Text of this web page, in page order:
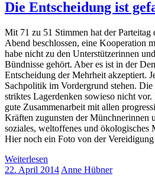
Die Entscheidung ist
Mit 71 zu 51 Stimmen hat der Parteitag
Abend beschlossen, eine Kooperation
habe nicht zu den Unterstützerinnen
Bündnisse gehört. Aber es ist in der
Entscheidung der Mehrheit akzeptiert.
Sachpolitik im Vordergrund stehen.
striktes Lagerdenken sowieso nicht
gute Zusammenarbeit mit allen
Kräften zugunsten der Münchnerinnen
soziales, weltoffenes und ökologisches
Hier noch ein Foto von der
Weiterlesen
22. April 2014 Anne Hübner